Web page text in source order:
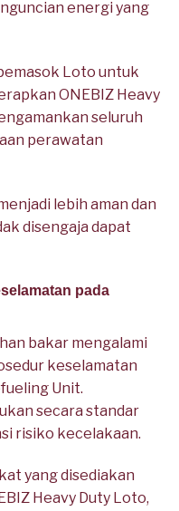
energi yang
Loto untuk
ONEBIZ Heavy
seluruh
perawatan
lebih aman dan
disengaja dapat
pada
bakar mengalami
keselamatan
Unit.
secara standar
risiko kecelakaan.
yang disediakan
Heavy Duty Loto,